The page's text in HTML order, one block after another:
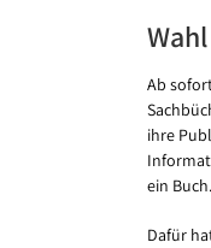
Ab
ihre
ein Buch.
Dafür